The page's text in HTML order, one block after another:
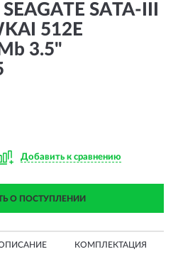
SATA-III
512E
3.5"
Добавить к сравнению
О ПОСТУПЛЕНИИ
КОМПЛЕКТАЦИЯ